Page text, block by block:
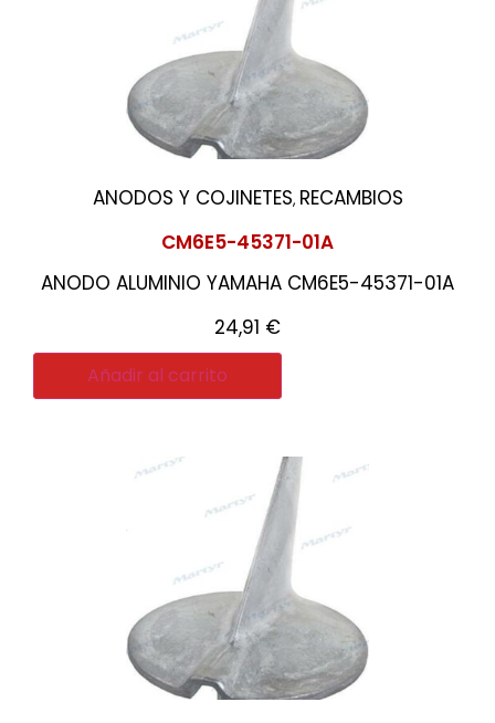
ANODOS Y COJINETES, RECAMBIOS
CM6E5-45371-01A
ANODO ALUMINIO YAMAHA CM6E5-45371-01A
24,91 €
Añadir al carrito